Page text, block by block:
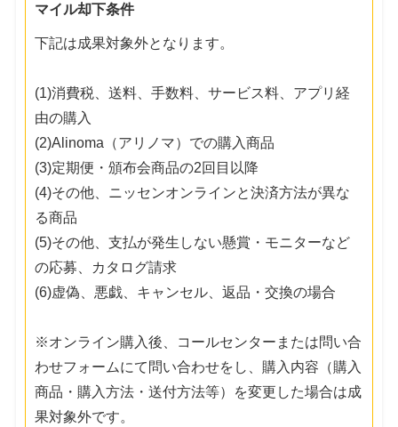
マイル却下条件
下記は成果対象外となります。
(1)消費税、送料、手数料、サービス料、アプリ経
由の購入
(2)Alinoma（アリノマ）での購入商品
(3)定期便・頒布会商品の2回目以降
(4)その他、ニッセンオンラインと決済方法が異な
る商品
(5)その他、支払が発生しない懸賞・モニターなど
の応募、カタログ請求
(6)虚偽、悪戯、キャンセル、返品・交換の場合
※オンライン購入後、コールセンターまたは問い合
わせフォームにて問い合わせをし、購入内容（購入
商品・購入方法・送付方法等）を変更した場合は成
果対象外です。